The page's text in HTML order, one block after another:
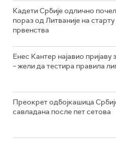
Кадети Србије одлично
пораз од Литваније на
првенства
Енес Кантер најавио
– жели да тестира правила
Преокрет одбојкашица
савладана после пет сетова